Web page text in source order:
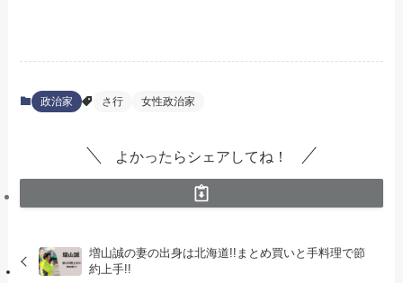
政治家 さ行 女性政治家
よかったらシェアしてね！
増山誠の妻の出身は北海道!!まとめ買いと手料理で節
約上手!!